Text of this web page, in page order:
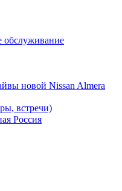
обслуживание
новой Nissan Almera
встречи)
Россия